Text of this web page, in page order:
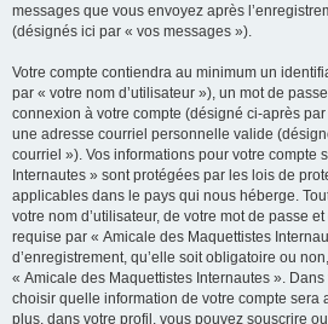
messages que vous envoyez après
(désignés ici par « vos messages »).
Votre compte contiendra au minimum un
par « votre nom d’utilisateur »), un mot de
connexion à votre compte (désigné ci-après
une adresse courriel personnelle valide
courriel »). Vos informations pour votre compte
Internautes » sont protégées par les lois de
applicables dans le pays qui nous héberge.
votre nom d’utilisateur, de votre mot de passe
requise par « Amicale des Maquettistes
d’enregistrement, qu’elle soit obligatoire ou
« Amicale des Maquettistes Internautes ».
choisir quelle information de votre compte sera
plus, dans votre profil, vous pouvez souscrire